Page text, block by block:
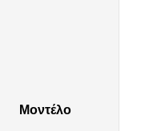
Μοντέλο